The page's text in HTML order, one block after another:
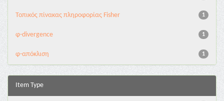
1
Τοπικός πίνακας πληροφορίας Fisher
1
φ-divergence
1
φ-απόκλιση
Item Type